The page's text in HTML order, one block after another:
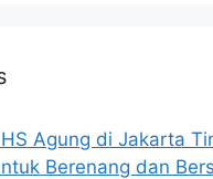
Agung di Jakarta
Berenang dan